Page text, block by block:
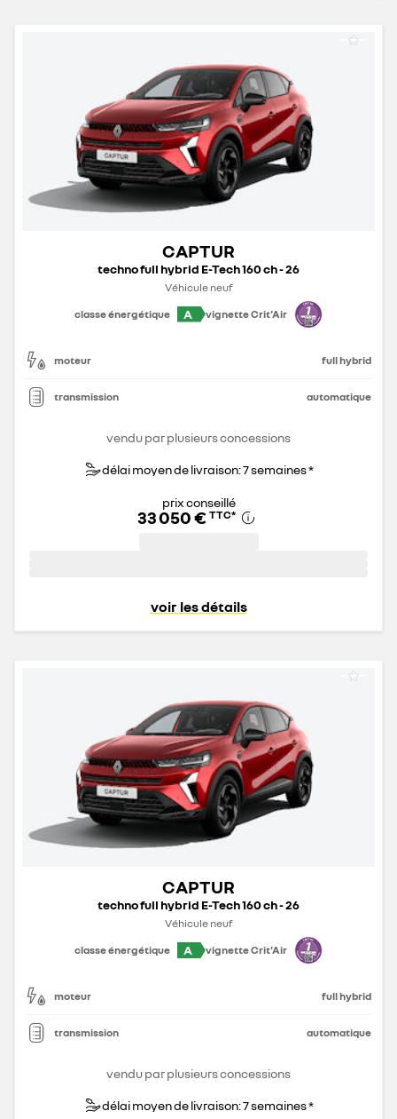
CAPTUR
techno full hybrid E-Tech 160 ch - 26
Véhicule neuf
classe énergétique
A vignette Crit'Air
moteur full hybrid
transmission automatique
vendu par plusieurs concessions
délai moyen de livraison: 7 semaines *
prix conseillé
33 050 € TTC*
voir les détails
CAPTUR
techno full hybrid E-Tech 160 ch - 26
Véhicule neuf
classe énergétique
A vignette Crit'Air
moteur full hybrid
transmission automatique
vendu par plusieurs concessions
délai moyen de livraison: 7 semaines *